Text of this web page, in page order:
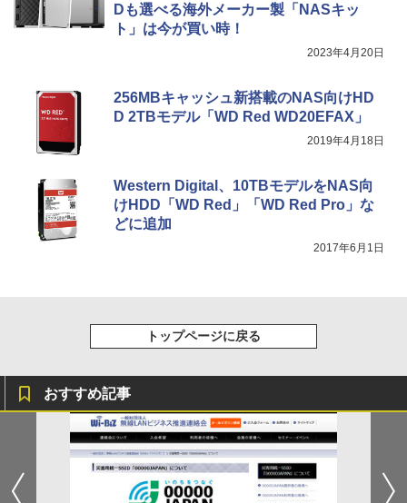
Dも選べる海外メーカー製「NASキッ
ト」は今が買い時！
2023年4月20日
256MBキャッシュ新搭載のNAS向けHD
D 2TBモデル「WD Red WD20EFAX」
2019年4月18日
Western Digital、10TBモデルをNAS向
けHDD「WD Red」「WD Red Pro」な
どに追加
2017年6月1日
トップページに戻る
おすすめ記事